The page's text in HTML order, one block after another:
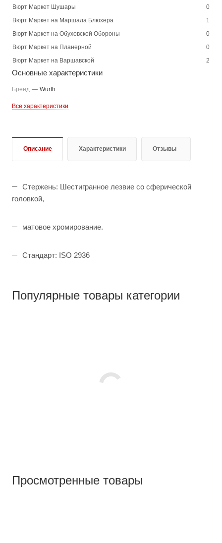
Вюрт Маркет Шушары
0
Вюрт Маркет на Маршала Блюхера
1
Вюрт Маркет на Обуховской Обороны
0
Вюрт Маркет на Планерной
0
Вюрт Маркет на Варшавской
2
Основные характеристики
Бренд — Wurth
Все характеристики
Описание Характеристики Отзывы
Стержень: Шестигранное лезвие со сферической
головкой,
матовое хромирование.
Стандарт: ISO 2936
Популярные товары категории
Просмотренные товары